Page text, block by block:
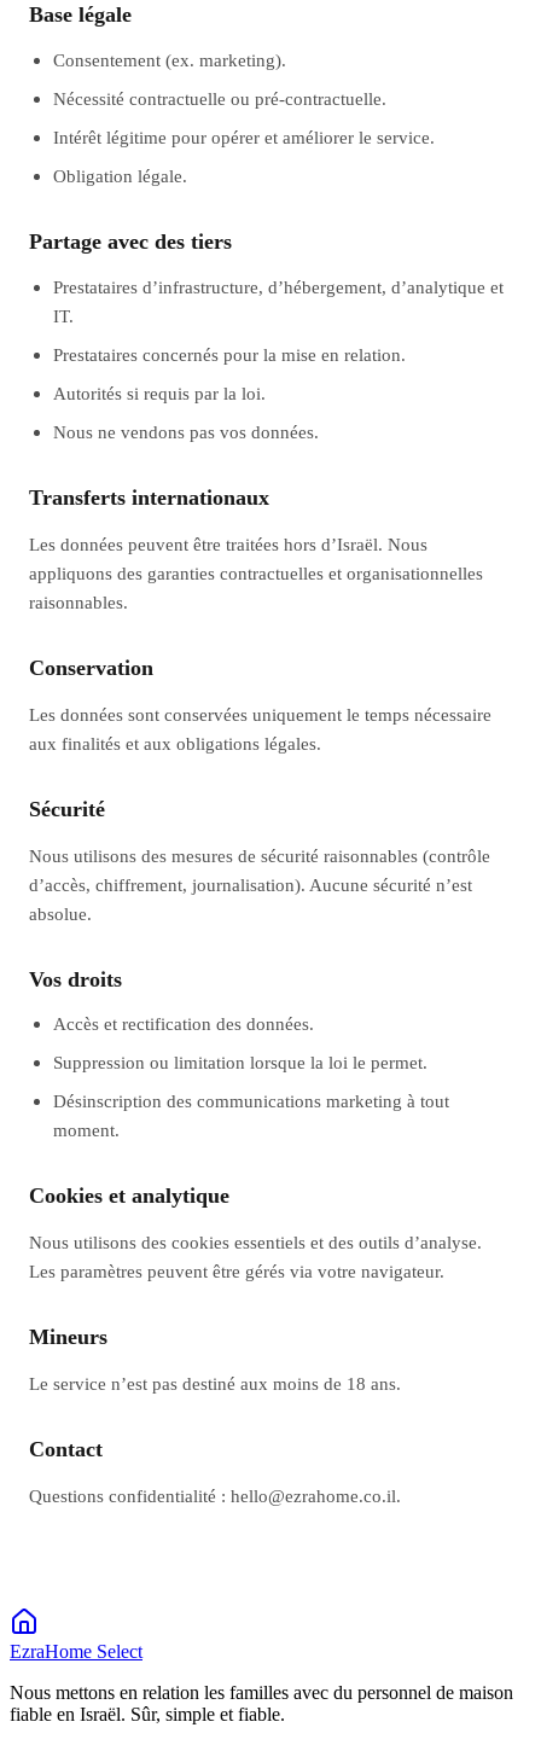
Base légale
Consentement (ex. marketing).
Nécessité contractuelle ou pré‑contractuelle.
Intérêt légitime pour opérer et améliorer le service.
Obligation légale.
Partage avec des tiers
Prestataires d’infrastructure, d’hébergement, d’analytique et
IT.
Prestataires concernés pour la mise en relation.
Autorités si requis par la loi.
Nous ne vendons pas vos données.
Transferts internationaux
Les données peuvent être traitées hors d’Israël. Nous
appliquons des garanties contractuelles et organisationnelles
raisonnables.
Conservation
Les données sont conservées uniquement le temps nécessaire
aux finalités et aux obligations légales.
Sécurité
Nous utilisons des mesures de sécurité raisonnables (contrôle
d’accès, chiffrement, journalisation). Aucune sécurité n’est
absolue.
Vos droits
Accès et rectification des données.
Suppression ou limitation lorsque la loi le permet.
Désinscription des communications marketing à tout
moment.
Cookies et analytique
Nous utilisons des cookies essentiels et des outils d’analyse.
Les paramètres peuvent être gérés via votre navigateur.
Mineurs
Le service n’est pas destiné aux moins de 18 ans.
Contact
Questions confidentialité : hello@ezrahome.co.il.
EzraHome Select
Nous mettons en relation les familles avec du personnel de maison
fiable en Israël. Sûr, simple et fiable.